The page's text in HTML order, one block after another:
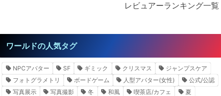
レビュアーランキング一覧
ワールドの人気タグ
NPCアバター SF ギミック クリスマス
ジャンプスケア
フォトグラメトリ
ボードゲーム 人型アバター(女性)
公式/公認
写真展示
写真撮影 冬 和風 喫茶店/カフェ
夏